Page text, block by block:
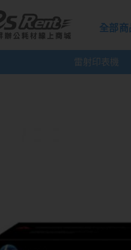
全部商
雷射印表機